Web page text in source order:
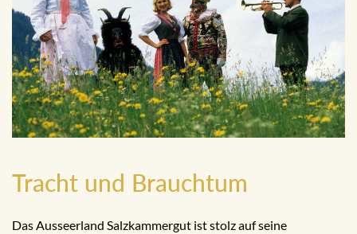
Tracht und Brauchtum
Das Ausseerland Salzkammergut ist stolz auf seine